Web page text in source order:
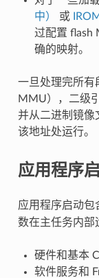
中）
或
过配置 flash
确的映射。
一旦处理完所有
MMU），二级
并从二进制镜像
该地址处运行。
应用程序
应用程序启动包
数在主任务内部
硬件和基本
软件服务和